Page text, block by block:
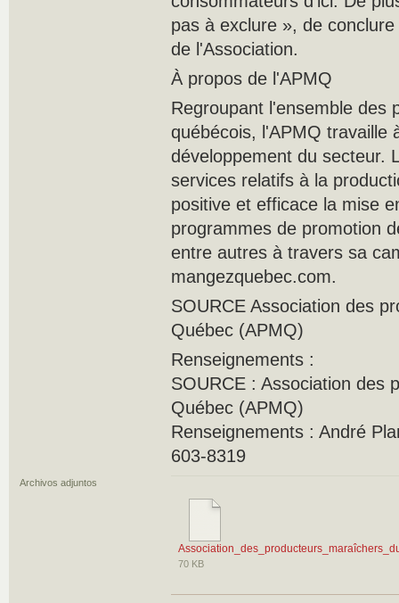
pas à exclure », de
de l'Association.
À propos de l'APMQ
Regroupant l'ensemble des
québécois, l'APMQ travaille
développement du secteur.
services relatifs à la
positive et efficace la mise
programmes de promotion
entre autres à travers sa
mangezquebec.com.
SOURCE Association des
Québec (APMQ)
Renseignements :
SOURCE : Association des
Québec (APMQ)
Renseignements : André
603-8319
Archivos adjuntos
70 KB